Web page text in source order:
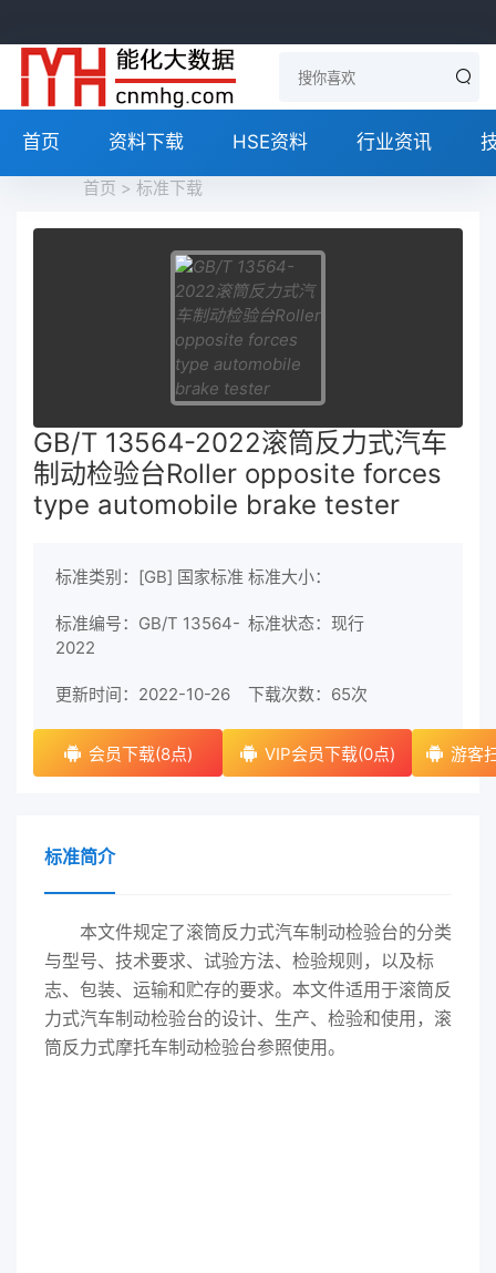
首页 资料下载 HSE资料 行业资讯
首页 > 标准下载
GB/T 13564-2022滚筒反力式汽车
制动检验台Roller opposite forces
type automobile brake tester
标准类别：[GB] 国家标准 标准大小：
标准编号：GB/T 13564-
2022
标准状态：现行
更新时间：2022-10-26 下载次数： 65次
会员下载(8点) VIP会员下载(0点) 游客
标准简介
本文件规定了滚筒反力式汽车制动检验台的分类
与型号、技术要求、试验方法、检验规则，以及标
志、包装、运输和贮存的要求。本文件适用于滚筒反
力式汽车制动检验台的设计、生产、检验和使用，滚
筒反力式摩托车制动检验台参照使用。